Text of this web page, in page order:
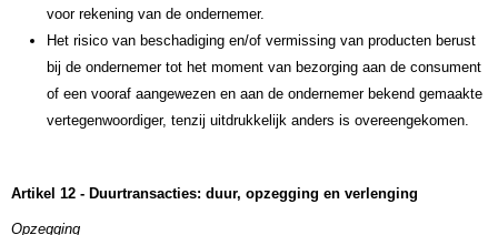
voor rekening van de ondernemer.
Het risico van beschadiging en/of vermissing van producten berust
bij de ondernemer tot het moment van bezorging aan de consument
of een vooraf aangewezen en aan de ondernemer bekend gemaakte
vertegenwoordiger, tenzij uitdrukkelijk anders is overeengekomen.
Artikel 12 - Duurtransacties: duur, opzegging en verlenging
Opzegging